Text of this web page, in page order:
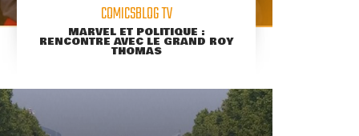
COMICSBLOG TV
MARVEL ET POLITIQUE :
RENCONTRE AVEC LE GRAND ROY
THOMAS